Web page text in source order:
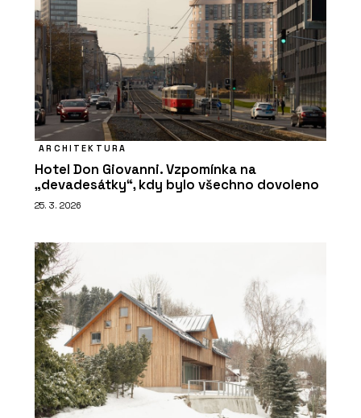
ARCHITEKTURA
Hotel Don Giovanni. Vzpomínka na
„devadesátky“, kdy bylo všechno dovoleno
25. 3. 2026